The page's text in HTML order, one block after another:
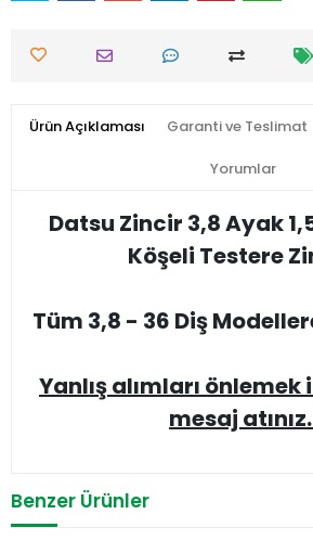
Ürün Açıklaması Garanti ve Teslimat
Yorumlar
Datsu Zincir 3,8 Ayak
Köşeli Testere
Tüm 3,8 - 36 Diş
Yanlış alımları
mesaj atınız.
Benzer Ürünler